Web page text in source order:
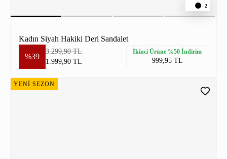
2
Kadın Siyah Hakiki Deri Sandalet
%39
3.299,90 TL
1.999,90 TL
İkinci Ürüne %50 İndirim
999,95 TL
YENİ SEZON